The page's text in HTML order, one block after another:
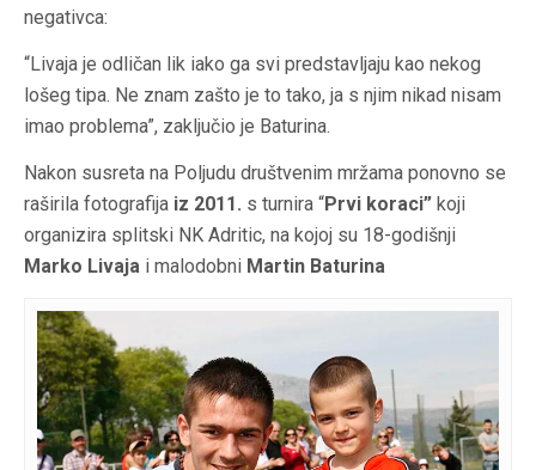
negativca:
“Livaja je odličan lik iako ga svi predstavljaju kao nekog
lošeg tipa. Ne znam zašto je to tako, ja s njim nikad nisam
imao problema”, zaključio je Baturina.
Nakon susreta na Poljudu društvenim mržama ponovno se
raširila fotografija iz 2011. s turnira “Prvi koraci” koji
organizira splitski NK Adritic, na kojoj su 18-godišnji
Marko Livaja i malodobni Martin Baturina